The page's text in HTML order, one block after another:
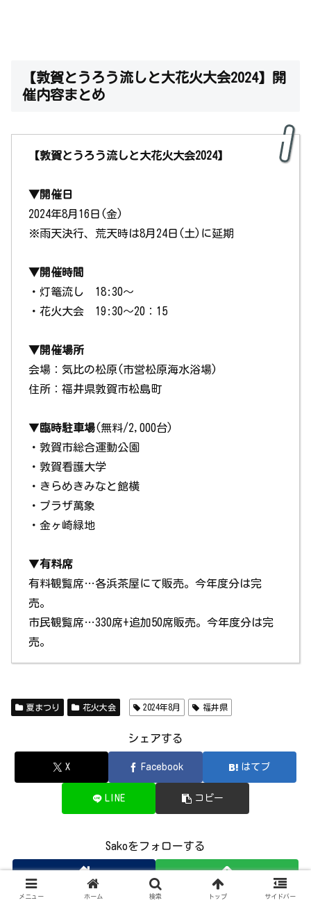
【敦賀とうろう流しと大花火大会2024】開
催内容まとめ
【敦賀とうろう流しと大花火大会2024】
▼開催日
2024年8月16日(金)
※雨天決行、荒天時は8月24日(土)に延期
▼開催時間
・灯篭流し 18:30～
・花火大会 19:30～20：15
▼開催場所
会場：気比の松原(市営松原海水浴場)
住所：福井県敦賀市松島町
▼臨時駐車場(無料/2,000台)
・敦賀市総合運動公園
・敦賀看護大学
・きらめきみなと館横
・プラザ萬象
・金ヶ崎緑地
▼有料席
有料観覧席…各浜茶屋にて販売。今年度分は完
売。
市民観覧席…330席+追加50席販売。今年度分は完
売。
夏まつり 花火大会 2024年8月 福井県
シェアする
X Facebook はてブ
LINE コピー
Sakoをフォローする
メニュー ホーム 検索 トップ サイドバー